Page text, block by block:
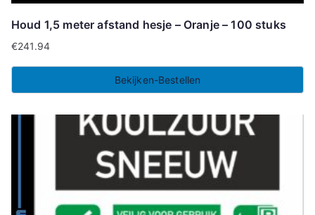
Houd 1,5 meter afstand hesje – Oranje – 100 stuks
€241.94
Bekijken-Bestellen